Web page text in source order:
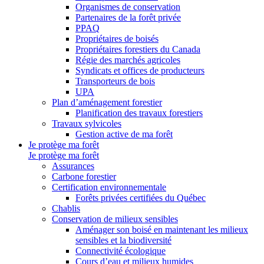
Organismes de conservation
Partenaires de la forêt privée
PPAQ
Propriétaires de boisés
Propriétaires forestiers du Canada
Régie des marchés agricoles
Syndicats et offices de producteurs
Transporteurs de bois
UPA
Plan d’aménagement forestier
Planification des travaux forestiers
Travaux sylvicoles
Gestion active de ma forêt
Je protège ma forêt
Je protège ma forêt
Assurances
Carbone forestier
Certification environnementale
Forêts privées certifiées du Québec
Chablis
Conservation de milieux sensibles
Aménager son boisé en maintenant les milieux
sensibles et la biodiversité
Connectivité écologique
Cours d’eau et milieux humides